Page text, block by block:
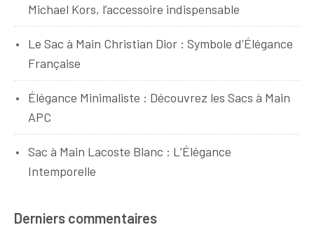
Michael Kors, l’accessoire indispensable
Le Sac à Main Christian Dior : Symbole d’Élégance
Française
Élégance Minimaliste : Découvrez les Sacs à Main
APC
Sac à Main Lacoste Blanc : L’Élégance
Intemporelle
Derniers commentaires